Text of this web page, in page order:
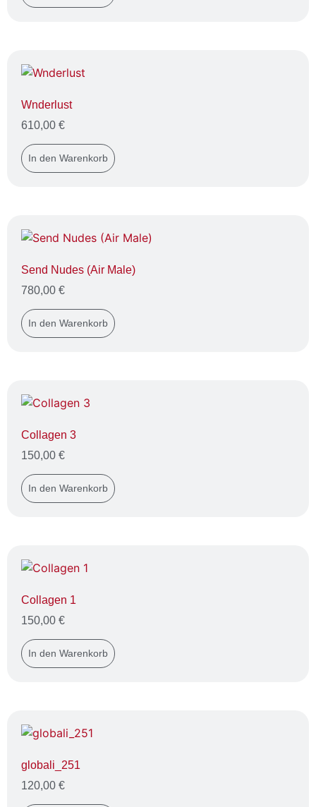
Wnderlust
610,00 €
In den Warenkorb
Send Nudes (Air Male)
780,00 €
In den Warenkorb
Collagen 3
150,00 €
In den Warenkorb
Collagen 1
150,00 €
In den Warenkorb
globali_251
120,00 €